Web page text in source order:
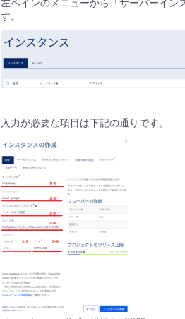
左ペインのメニューから「サーバーイ
す。
入力が必要な項目は下記の通りです。